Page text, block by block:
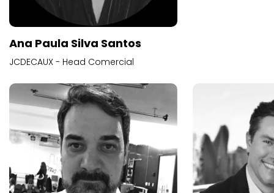
Ana Paula Silva Santos
JCDECAUX - Head Comercial